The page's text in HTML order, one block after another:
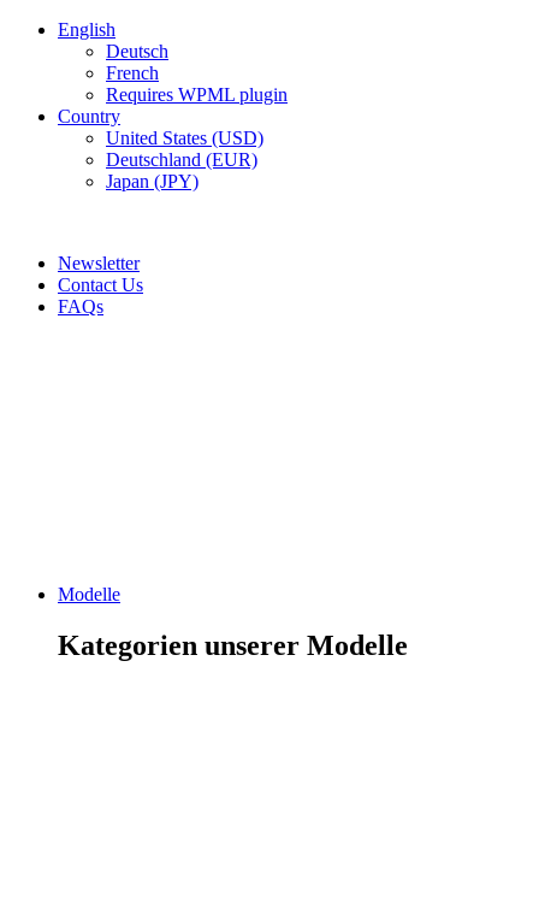
English
Deutsch
French
Requires WPML plugin
Country
United States (USD)
Deutschland (EUR)
Japan (JPY)
Newsletter
Contact Us
FAQs
Modelle
Kategorien unserer Modelle